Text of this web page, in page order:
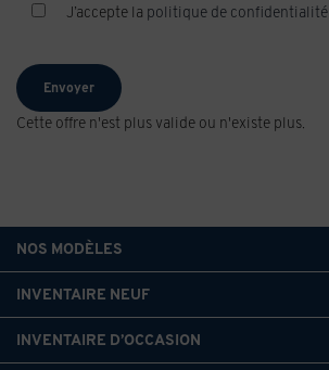
J’accepte la politique de confidentialité
Cette offre n'est plus valide ou n'existe plus.
NOS MODÈLES
INVENTAIRE NEUF
INVENTAIRE D’OCCASION